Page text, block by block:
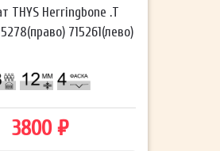
THYS Herringbone .T
715261(лево)
3800 ₽